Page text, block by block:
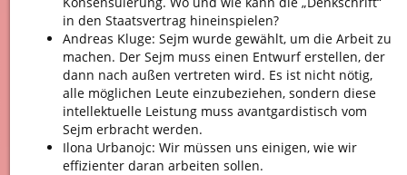
in den Staatsvertrag hineinspielen?
Andreas Kluge: Sejm wurde gewählt, um die Arbeit zu
machen. Der Sejm muss einen Entwurf erstellen, der
dann nach außen vertreten wird. Es ist nicht nötig,
alle möglichen Leute einzubeziehen, sondern diese
intellektuelle Leistung muss avantgardistisch vom
Sejm erbracht werden.
Ilona Urbanojc: Wir müssen uns einigen, wie wir
effizienter daran arbeiten sollen.